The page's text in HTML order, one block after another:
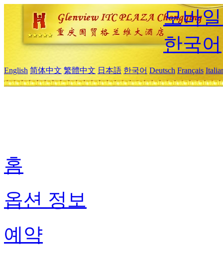
모바
한국어
English 简体中文 繁體中文 日本語 한국어 Deutsch Français
홈
옵션 정보
예약